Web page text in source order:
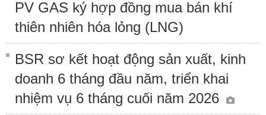
PV GAS ký hợp đồng mua bán khí
thiên nhiên hóa lỏng (LNG)
BSR sơ kết hoạt động sản xuất, kinh
doanh 6 tháng đầu năm, triển khai
nhiệm vụ 6 tháng cuối năm 2026